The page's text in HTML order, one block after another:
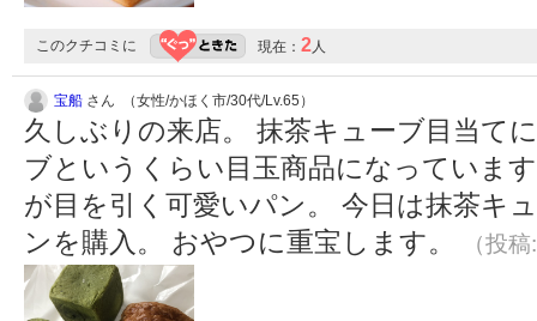
このクチコミに 現在： 2人
宝船 さん （女性/かほく市/30代/Lv.65）
久しぶりの来店。 抹茶キューブ目当て
ブというくらい目玉商品になっていま
が目を引く可愛いパン。 今日は抹茶キ
ンを購入。 おやつに重宝します。
（投